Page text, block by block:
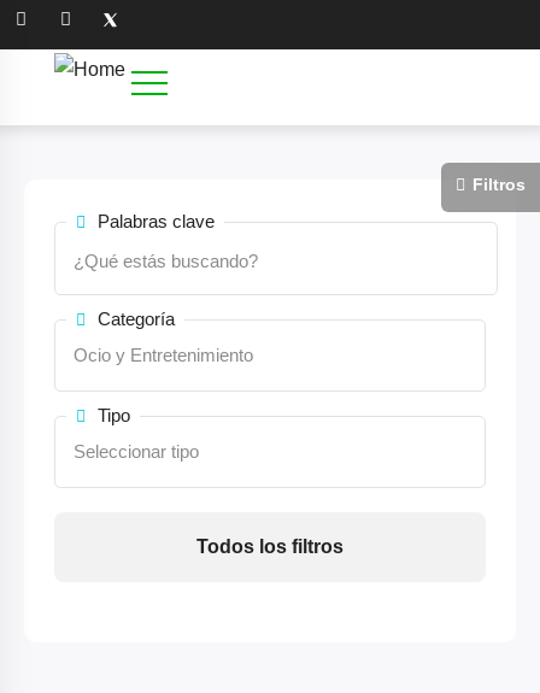
Palabras clave
Categoría
Tipo
Todos los filtros